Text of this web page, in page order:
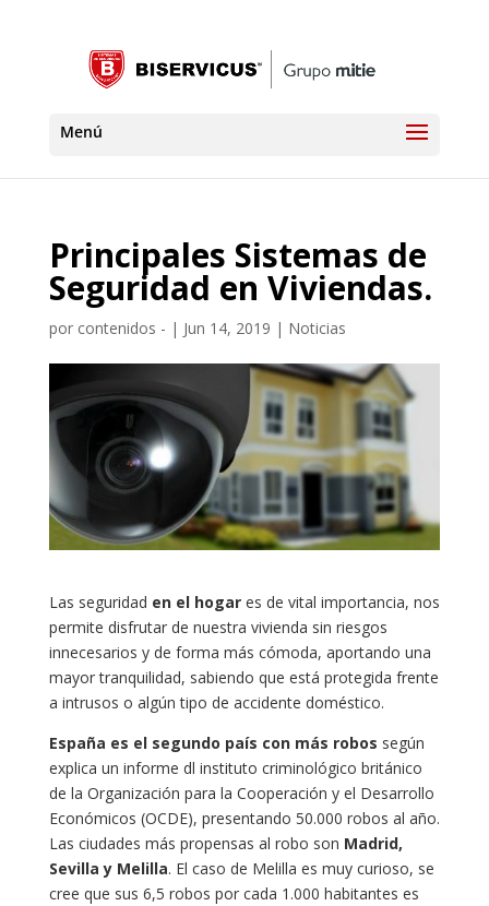
Principales Sistemas de
Seguridad en Viviendas.
por contenidos - | Jun 14, 2019 | Noticias
Las seguridad en el hogares de vital importancia, nos
permite disfrutar de nuestra vivienda sin riesgos
innecesarios y de forma más cómoda, aportando una
mayor tranquilidad, sabiendo que está protegida frente
a intrusos o algún tipo de accidente doméstico.
España es el segundo país con más robos según
explica un informe dl instituto criminológico británico
de la Organización para la Cooperación y el Desarrollo
Económicos (OCDE), presentando 50.000 robos al año.
Las ciudades más propensas al robo son Madrid,
Sevilla y Melilla. El caso de Melilla es muy curioso, se
cree que sus 6,5 robos por cada 1.000 habitantes es